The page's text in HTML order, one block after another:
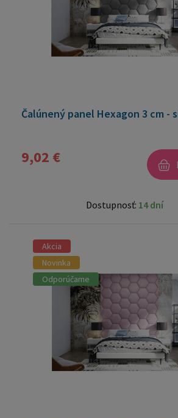
Čalúnený panel Hexagon 3 cm -
9,02 €
Dostupnosť: 14 dní
Akcia
Novinka
Odporúčame